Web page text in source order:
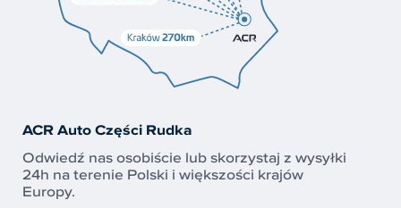
ACR Auto Części Rudka
Odwiedź nas osobiście lub skorzystaj z wysyłki
24h na terenie Polski i większości krajów
Europy.